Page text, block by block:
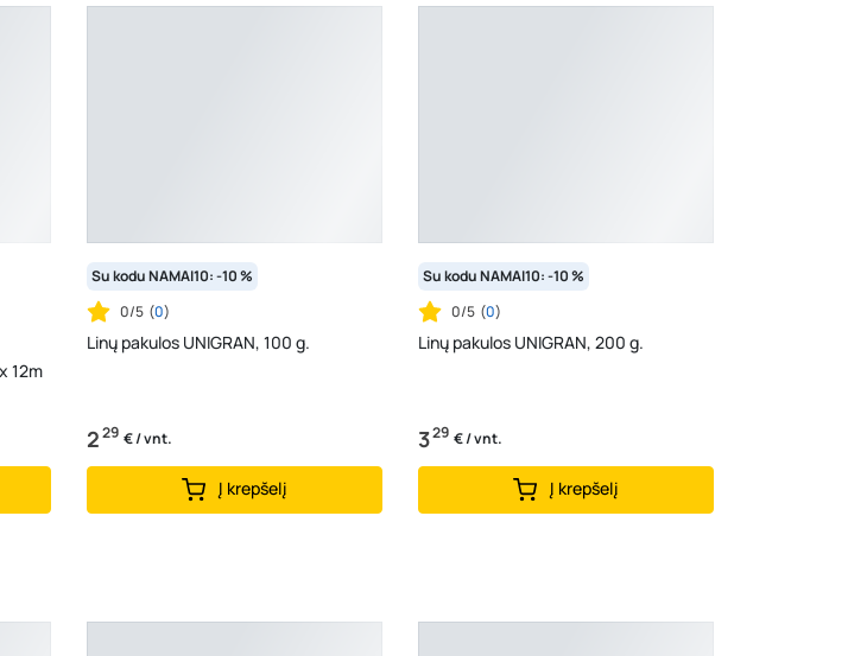
12m
Su kodu NAMAI10: -10 %
0/5 (0)
Linų pakulos UNIGRAN, 100 g.
229 € / vnt.
Į krepšelį
Su kodu NAMAI10: -10 %
0/5 (0)
Linų pakulos UNIGRAN, 200 g.
329 € / vnt.
Į krepšelį